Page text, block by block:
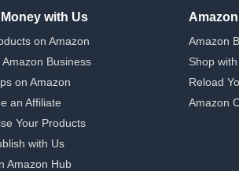
Money with Us
on Amazon
Amazon Business
on Amazon
an Affiliate
Your Products
with Us
Amazon Hub
Amazon
Shop
Reload
Amazon